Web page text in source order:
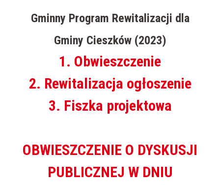
Gminny Program Rewitalizacji dla
Gminy Cieszków (2023)
1. Obwieszczenie
2. Rewitalizacja ogłoszenie
3. Fiszka projektowa
OBWIESZCZENIE O DYSKUSJI
PUBLICZNEJ W DNIU